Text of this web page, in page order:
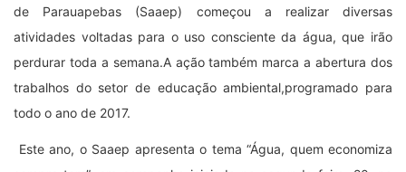
de Parauapebas (Saaep) começou a realizar diversas
atividades voltadas para o uso consciente da água, que irão
perdurar toda a semana.A ação também marca a abertura dos
trabalhos do setor de educação ambiental,programado para
todo o ano de 2017.
Este ano, o Saaep apresenta o tema “Água, quem economiza